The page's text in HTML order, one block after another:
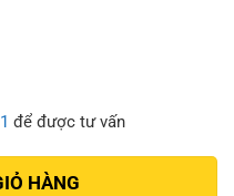
để được tư vấn
HÀNG